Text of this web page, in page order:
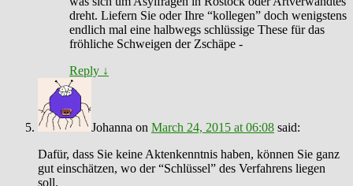
dreht. Liefern Sie oder Ihre “kollegen” doch wenigstens
endlich mal eine halbwegs schlüssige These für das
fröhliche Schweigen der Zschäpe -
Reply ↓
Johanna on March 24, 2015 at 06:08 said:
Dafür, dass Sie keine Aktenkenntnis haben, können Sie ganz
gut einschätzen, wo der “Schlüssel” des Verfahrens liegen
soll.